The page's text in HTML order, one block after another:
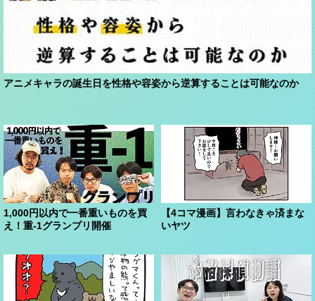
アニメキャラの誕生日を性格や容姿から逆算することは可能なのか
1,000円以内で一番重いものを買
え！重-1グランプリ開催
【4コマ漫画】言わなきゃ済まな
いヤツ